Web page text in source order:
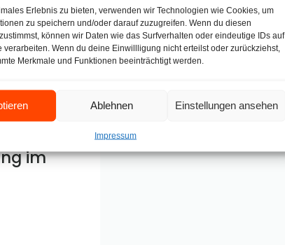
Erlebnis zu bieten, verwenden wir Technologien wie Cookies, um
zu speichern und/oder darauf zuzugreifen. Wenn du diesen
können wir Daten wie das Surfverhalten oder eindeutige IDs auf
verarbeiten. Wenn du deine Einwillligung nicht erteilst oder zurückziehst,
Merkmale und Funktionen beeinträchtigt werden.
Ablehnen Einstellungen ansehen
Impressum
im